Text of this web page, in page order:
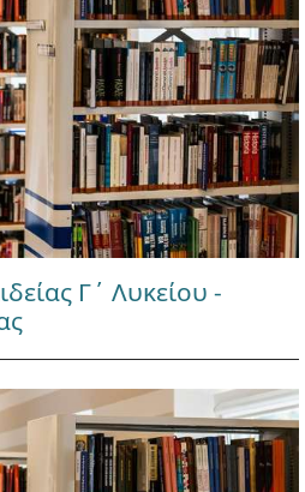
Γ΄ Λυκείου -